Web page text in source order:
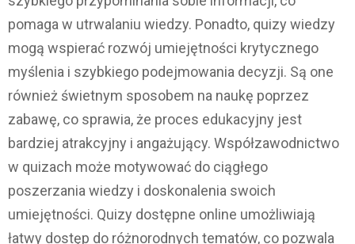
pomaga w utrwalaniu wiedzy. Ponadto, quizy wiedzy
mogą wspierać rozwój umiejętności krytycznego
myślenia i szybkiego podejmowania decyzji. Są one
również świetnym sposobem na naukę poprzez
zabawę, co sprawia, że proces edukacyjny jest
bardziej atrakcyjny i angażujący. Współzawodnictwo
w quizach może motywować do ciągłego
poszerzania wiedzy i doskonalenia swoich
umiejętności. Quizy dostępne online umożliwiają
łatwy dostęp do różnorodnych tematów, co pozwala